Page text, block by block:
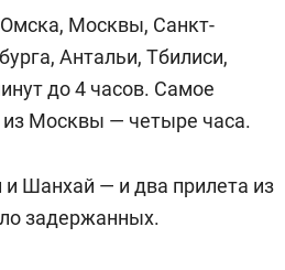
Москвы, Санкт-
Антальи, Тбилиси,
до 4 часов. Самое
из Москвы — четыре часа.
Шанхай — и два прилета из
задержанных.